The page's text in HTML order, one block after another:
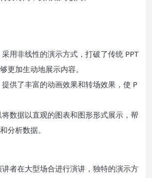
采用非线性的演示方式，打破了传统 PPT
更加生动地展示内容。
提供了丰富的动画效果和转场效果，使 P
将数据以直观的图表和图形形式展示，帮
分析数据。
讲者在大型场合进行演讲，独特的演示方